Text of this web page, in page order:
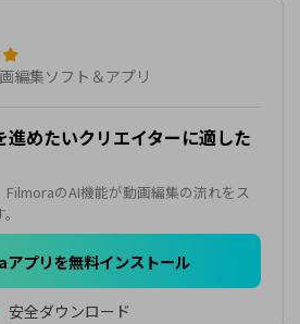
編集ソフト＆アプリ
進めたいクリエイターに適した
のAI機能が動画編集の流れをス
プリを無料インストール
安全ダウンロード